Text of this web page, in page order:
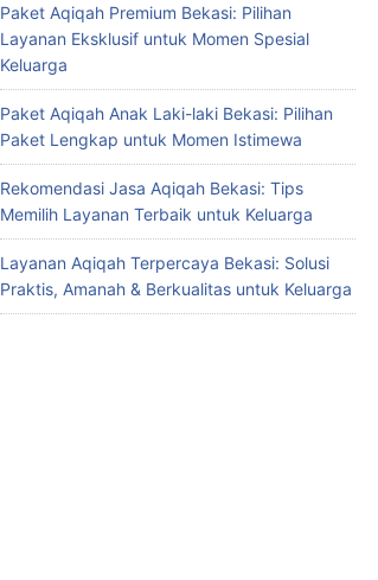
Paket Aqiqah Premium Bekasi: Pilihan
Layanan Eksklusif untuk Momen Spesial
Keluarga
Paket Aqiqah Anak Laki-laki Bekasi: Pilihan
Paket Lengkap untuk Momen Istimewa
Rekomendasi Jasa Aqiqah Bekasi: Tips
Memilih Layanan Terbaik untuk Keluarga
Layanan Aqiqah Terpercaya Bekasi: Solusi
Praktis, Amanah & Berkualitas untuk Keluarga